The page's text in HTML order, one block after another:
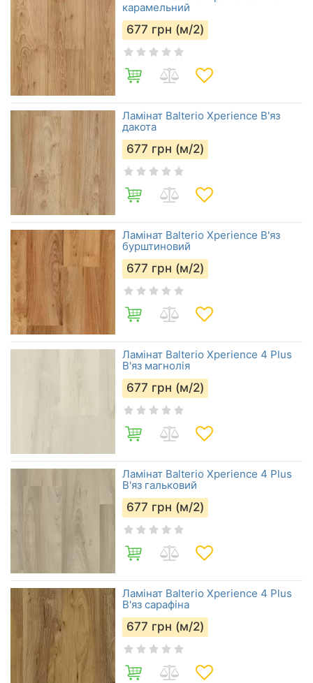
карамельний
677 грн (м/2)
Ламінат Balterio Xperience В'яз
дакота
677 грн (м/2)
Ламінат Balterio Xperience В'яз
бурштиновий
677 грн (м/2)
Ламінат Balterio Xperience 4 Plus
В'яз магнолія
677 грн (м/2)
Ламінат Balterio Xperience 4 Plus
В'яз гальковий
677 грн (м/2)
Ламінат Balterio Xperience 4 Plus
В'яз сарафіна
677 грн (м/2)